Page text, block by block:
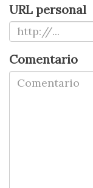
URL personal
Comentario